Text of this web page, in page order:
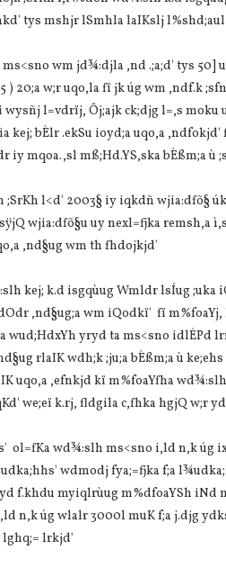
tys mshjr lSmhla la‍IKslj l%shd;aul
wm jd¾:djla ,nd .;a;d' tys 50]
w;r uqo,la fï jk úg wm ,ndf.k
l=vdrïj, Ôj;ajk ck;djg l=,s moku
bÈlr .ekSu ioyd;a uqo,a
mqoa.,sl mß;Hd.YS,ska bÈßm;a ù
l<d' 2003§ iy iqkdñ wjia:dfõ§
wjia:dfõ§u uy nexl=fjka remsh,a
,nd§ug wm th fhdojkjd'
kej; k.d isgqùug Wmldr lsÍug ;uka
,nd§ug;a wm iQodkï' fï
wud;HdxYh yryd ta ms<sno idlÉPd
rlaIK wdh;k ;ju;a bÈßm;a ù
uqo,a ,efnkjd kï m%foaYfha
we;eï k.rj, fldgila c,fhka hgjQ w;r
ol=fKa wd¾:slh ms<sno i,ld n,k
wdmodj fya;=fjka f;a
f.khdu myiqlrùug m%dfoaYSh iNd
n,k úg wlalr 3000l muK f;a j.djg
lghq;= lrkjd'